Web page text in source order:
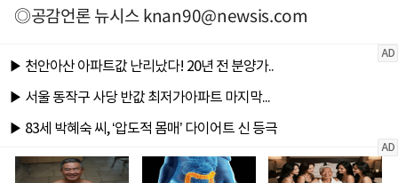
◎공감언론 뉴시스knan90@newsis.com